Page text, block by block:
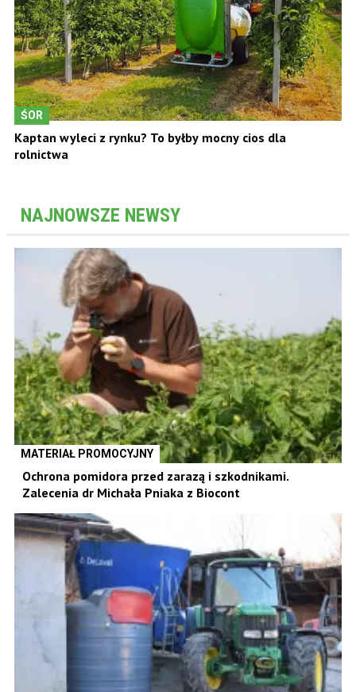
ŚOR
Kaptan wyleci z rynku? To byłby mocny cios dla
rolnictwa
NAJNOWSZE NEWSY
MATERIAŁ PROMOCYJNY
Ochrona pomidora przed zarazą i szkodnikami.
Zalecenia dr Michała Pniaka z Biocont